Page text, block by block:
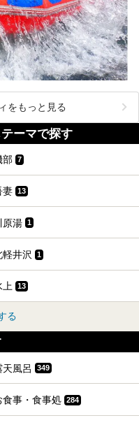
をもっと見る
ーマで探す
部 7
妻 13
原湯 1
軽井沢 1
上 13
る
天風呂 349
食事・食事処 284